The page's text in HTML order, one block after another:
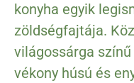
konyha egyik
zöldségfajtája.
világossárga
vékony húsú és